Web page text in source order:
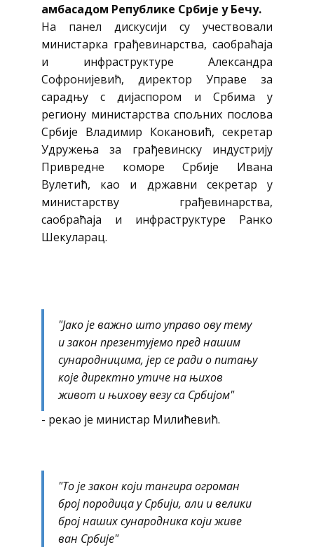
амбасадом Републике Србије у Бечу.
На панел дискусији су учествовали
министарка грађевинарства, саобраћаја
и инфраструктуре Александра
Софронијевић, директор Управе за
сарадњу с дијаспором и Србима у
региону министарства спољних послова
Србије Владимир Кокановић, секретар
Удружења за грађевинску индустрију
Привредне коморе Србије Ивана
Вулетић, као и државни секретар у
министарству грађевинарства,
саобраћаја и инфраструктуре Ранко
Шекуларац.
"Јако је важно што управо ову тему
и закон презентујемо пред нашим
сународницима, јер се ради о питању
које директно утиче на њихов
живот и њихову везу са Србијом"
- рекао је министар Милићевић.
"То је закон који тангира огроман
број породица у Србији, али и велики
број наших сународника који живе
ван Србије"